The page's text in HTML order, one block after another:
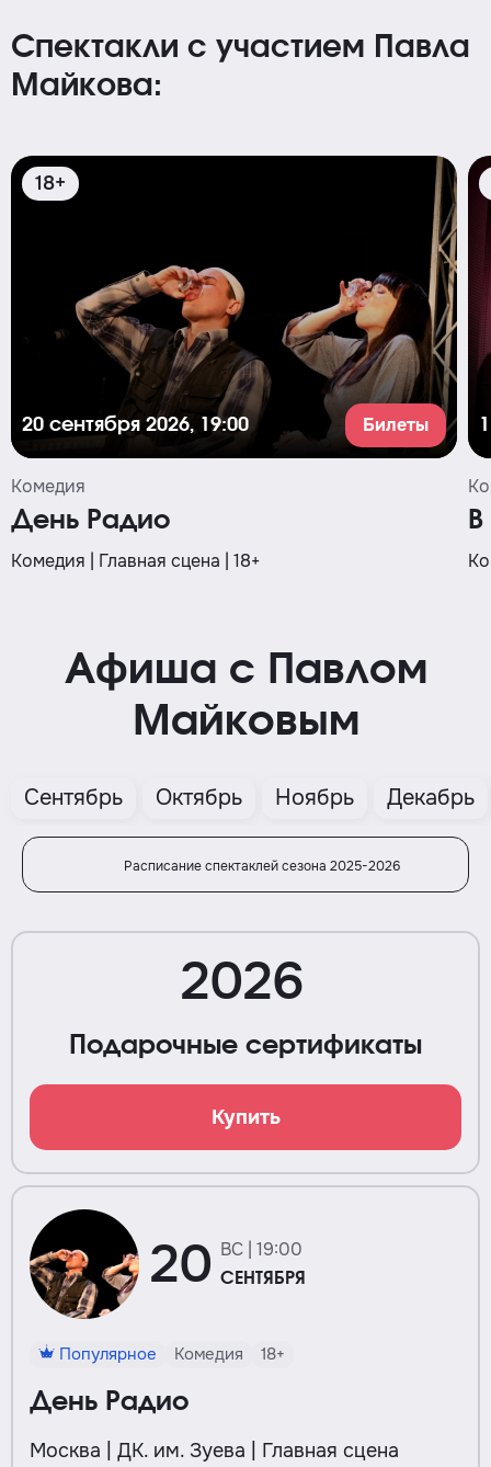
Спектакли с участием Павла
Майкова:
18+
20 сентября 2026, 19:00 Билеты
Комедия
День Радио
Комедия | Главная сцена | 18+
Афиша с Павлом
Майковым
Сентябрь Октябрь Ноябрь Декабрь
Расписание спектаклей сезона 2025-2026
2026
Подарочные сертификаты
Купить
20 ВС | 19:00
СЕНТЯБРЯ
Популярное Комедия 18+
День Радио
Москва | ДК. им. Зуева | Главная сцена